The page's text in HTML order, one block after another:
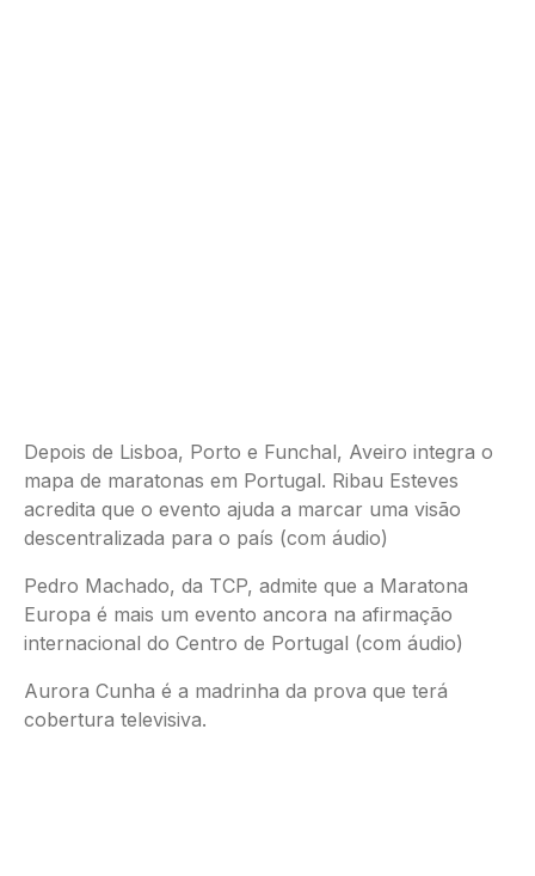
Depois de Lisboa, Porto e Funchal, Aveiro integra o
mapa de maratonas em Portugal. Ribau Esteves
acredita que o evento ajuda a marcar uma visão
descentralizada para o país (com áudio)
Pedro Machado, da TCP, admite que a Maratona
Europa é mais um evento ancora na afirmação
internacional do Centro de Portugal (com áudio)
Aurora Cunha é a madrinha da prova que terá
cobertura televisiva.